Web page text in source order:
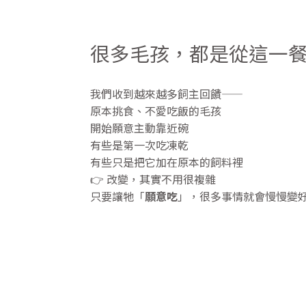
很多毛孩，都是從這一
我們收到越來越多飼主回饋——
原本挑食、不愛吃飯的毛孩
開始願意主動靠近碗
有些是第一次吃凍乾
有些只是把它加在原本的飼料裡
👉 改變，其實不用很複雜
只要讓牠「願意吃」，很多事情就會慢慢變